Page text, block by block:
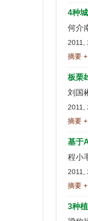
4种
何介
2011,
摘要 +
板栗
刘国
2011,
摘要 +
基于
程小
2011,
摘要 +
3种